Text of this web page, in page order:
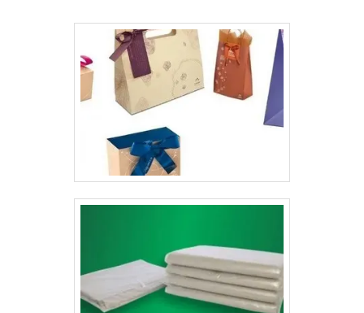
documentos;Entre outros.O envelope personalizado
serve para qualquer empresa ser lembrada por terem
pensado nestes detalhes considerados algo inovador e
criativo. Eles são extremamente eficientes para firmar a
apresentação da empresa e se tornam altamente útil
em um dia a dia empresarial. Estes envelopes não
possuem limite para tamanho ou formato. Cada cliente
pode personalizá-los da maneira que quiser e de modo
que alcance suas expectativas, necessidades e
preferências e o resultado final fique exatamente do
personalizados para que as embalagens sejam
repletas de qualidade e sofisticação, sempre passando
a melhor impressão para as empresas e seus clientes.